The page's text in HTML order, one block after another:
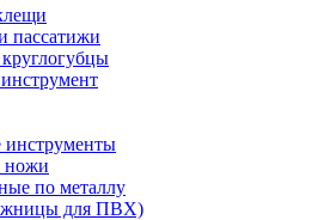
пассатижи
ножи
по металлу
для ПВХ)